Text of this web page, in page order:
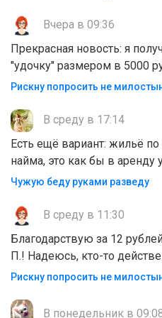
Вчера в 09:36
Прекрасная новость: я
"удочку" размером в 5000
Рискну попросить не
В среду в 17:14
Есть ещё вариант: жильё
найма, это как бы в аренду
Чужую беду руками разведу
В среду в 11:30
Благодарствую за 12
П.! Надеюсь, кто-то
Рискну попросить не
В понедельник в